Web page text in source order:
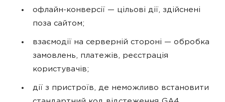
офлайн-конверсії — цільові дії, здійснені
поза сайтом;
взаємодії на серверній стороні — обробка
замовлень, платежів, реєстрація
користувачів;
дії з пристроїв, де неможливо встановити